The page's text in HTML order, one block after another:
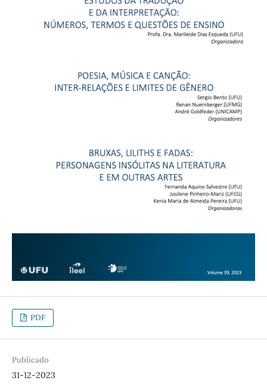
PDF
Publicado
31-12-2023